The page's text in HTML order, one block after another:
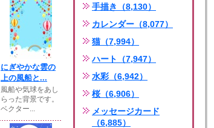
にぎやかな雲の
上の風船と...
風船や気球をあし
らった背景です。
ベクター...
手描き（8,130）
カレンダー（8,077）
猫（7,994）
ハート（7,947）
水彩（6,942）
桜（6,906）
メッセージカード
（6,885）